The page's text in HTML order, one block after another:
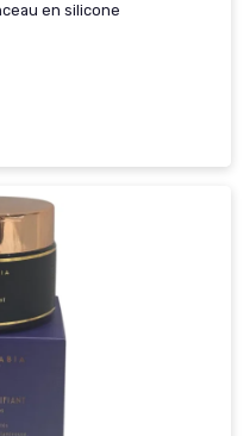
en silicone